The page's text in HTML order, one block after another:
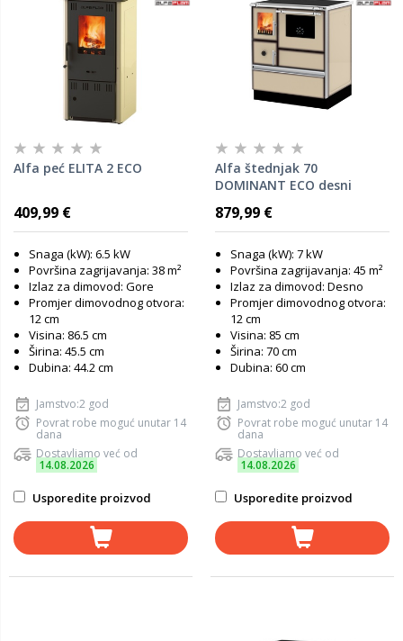
Alfa peć ELITA 2 ECO
409,99 €
Snaga (kW): 6.5 kW
Površina zagrijavanja: 38 m²
Izlaz za dimovod: Gore
Promjer dimovodnog otvora:
12 cm
Visina: 86.5 cm
Širina: 45.5 cm
Dubina: 44.2 cm
Jamstvo:2 god
Povrat robe moguć unutar 14
dana
Dostavljamo već od
14.08.2026
Usporedite proizvod
Alfa štednjak 70
DOMINANT ECO desni
879,99 €
Snaga (kW): 7 kW
Površina zagrijavanja: 45 m²
Izlaz za dimovod: Desno
Promjer dimovodnog otvora:
12 cm
Visina: 85 cm
Širina: 70 cm
Dubina: 60 cm
Jamstvo:2 god
Povrat robe moguć unutar 14
dana
Dostavljamo već od
14.08.2026
Usporedite proizvod